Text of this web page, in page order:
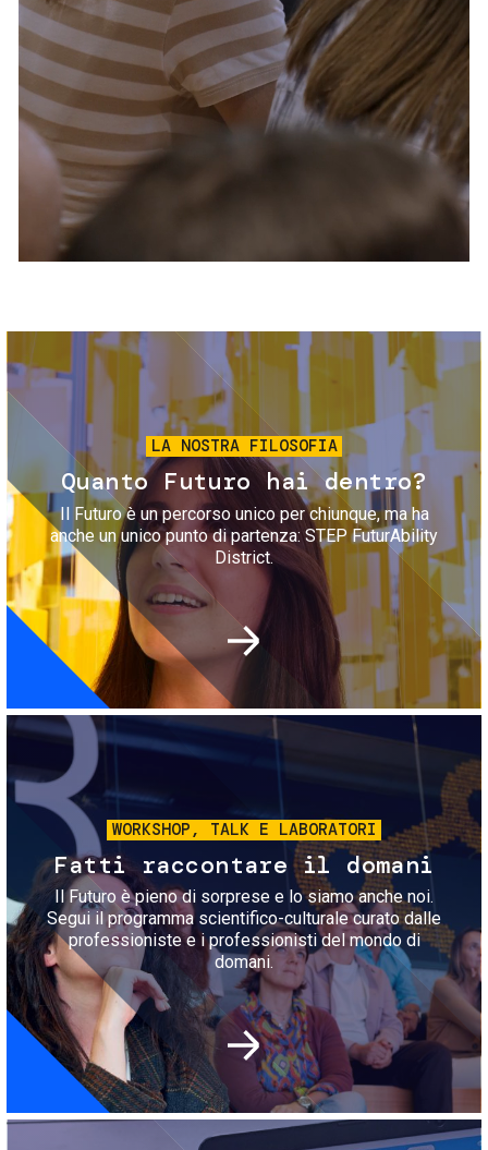
Servizi e accessibilità
Contatti
FAQ
Biglietti
Immagine
LA NOSTRA FILOSOFIA
Quanto Futuro hai dentro?
Il Futuro è un percorso unico per chiunque, ma ha
anche un unico punto di partenza: STEP FuturAbility
District.
Immagine
WORKSHOP, TALK E LABORATORI
Fatti raccontare il domani
Il Futuro è pieno di sorprese e lo siamo anche noi.
Segui il programma scientifico-culturale curato dalle
professioniste e i professionisti del mondo di
domani.
Immagine